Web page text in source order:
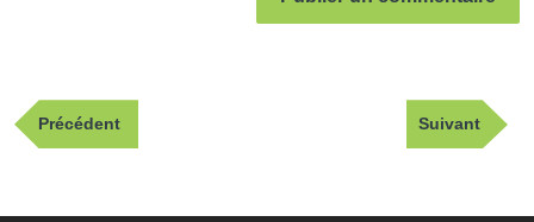
Navigation
dePublication
précédente
Précédent
Article
suivant
Suivant